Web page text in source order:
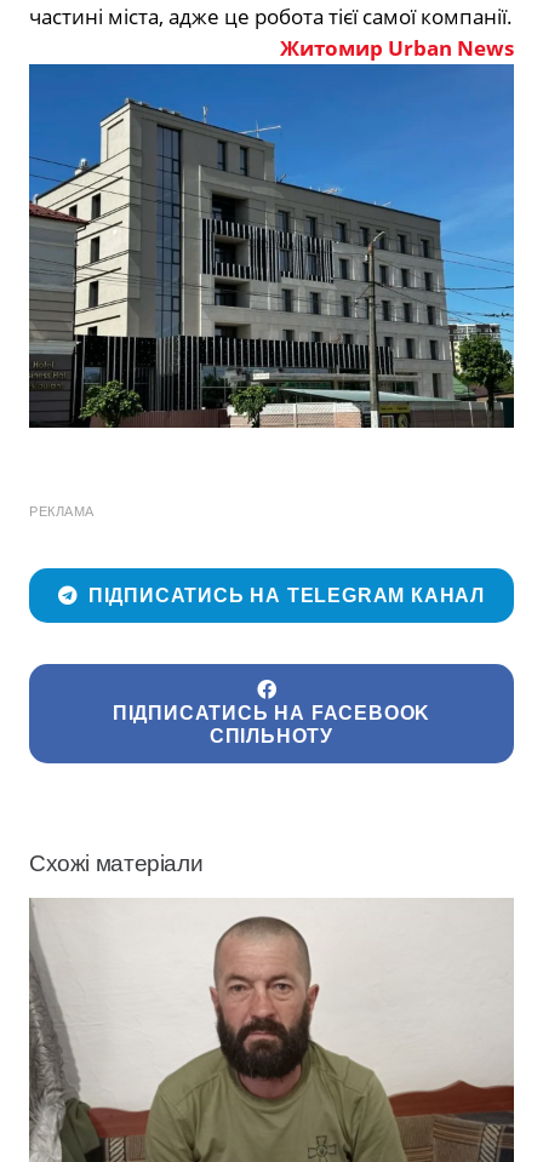
частині міста, адже це робота тієї самої компанії.
Житомир Urban News
РЕКЛАМА
ПІДПИСАТИСЬ НА TELEGRAM КАНАЛ
ПІДПИСАТИСЬ НА FACEBOOK
СПІЛЬНОТУ
Схожі матеріали